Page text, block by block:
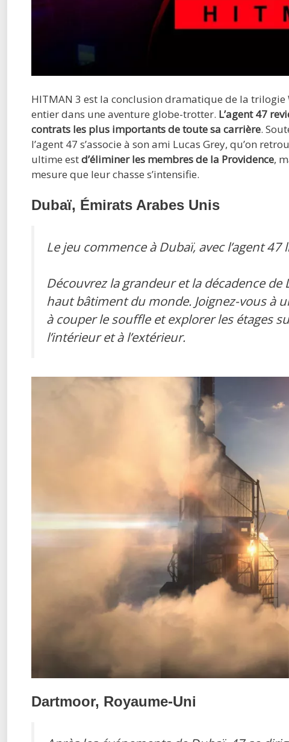
HITMAN 3 est la conclusion dramatique de la
entier dans une aventure globe-trotter. L’agent 47
contrats les plus importants de toute sa carrière.
l’agent 47 s’associe à son ami Lucas Grey, qu’on
ultime estd’éliminer les membres de la Providence,
mesure que leur chasse s’intensifie.
Dubaï, Émirats Arabes Unis
Le jeu commence à Dubaï, avec l’agent
Découvrez la grandeur et la décadence
haut bâtiment du monde. Joignez-vous à
à couper le souffle et explorer les étages
l’intérieur et à l’extérieur.
Dartmoor, Royaume-Uni